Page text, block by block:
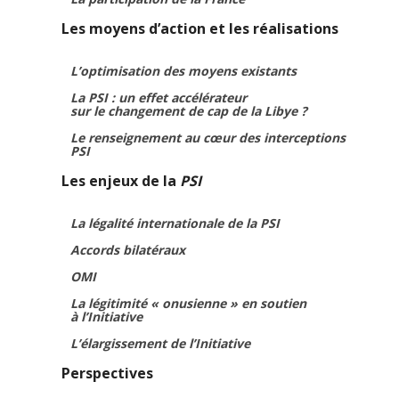
Les moyens d’action et les réalisations
L’optimisation des moyens existants
La PSI : un effet accélérateur
sur le changement de cap de la Libye ?
Le renseignement au cœur des interceptions
PSI
Les enjeux de la PSI
La légalité internationale de la PSI
Accords bilatéraux
OMI
La légitimité « onusienne » en soutien
à l’Initiative
L’élargissement de l’Initiative
Perspectives